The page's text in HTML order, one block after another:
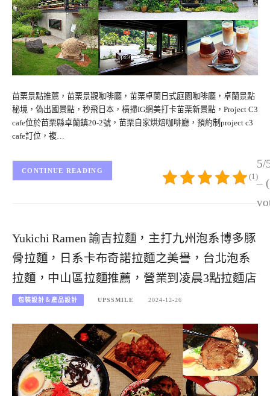
苗栗景點推薦，苗栗景觀咖啡廳，苗栗卓蘭日式庭園咖啡廳，卓蘭景點
秘境，偽出國景點，秒飛日本，橫掃IG網美打卡苗栗新景點，Project C3
cafe位於苗栗縣卓蘭鎮20-2號，苗栗自家烘焙咖啡廳，預約制project c3
cafe訂位，複…
5/
–
(1)
CONTINUE READING
Yukichi Ramen 諭吉拉麵，主打九州泡系博多豚
骨拉麵，日系卡布奇諾拉麵之美譽，台北泡系
拉麵，中山區拉麵推薦，營業到凌晨3點拉麵店
包裝設計＆產品設計 UPSSMILE 2024-12-26